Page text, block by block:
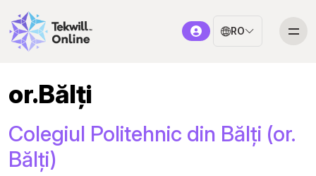
RO
or.Bălți
Colegiul Politehnic din Bălți (or.
Bălți)